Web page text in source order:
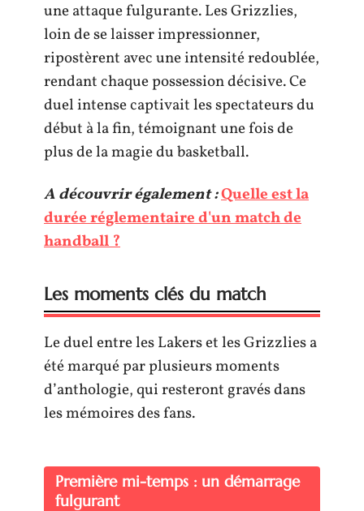
une attaque fulgurante. Les Grizzlies,
loin de se laisser impressionner,
ripostèrent avec une intensité redoublée,
rendant chaque possession décisive. Ce
duel intense captivait les spectateurs du
début à la fin, témoignant une fois de
plus de la magie du basketball.
A découvrir également :Quelle est la
durée réglementaire d'un match de
handball ?
Les moments clés du match
Le duel entre les Lakers et les Grizzlies a
été marqué par plusieurs moments
d’anthologie, qui resteront gravés dans
les mémoires des fans.
Première mi-temps : un démarrage
fulgurant